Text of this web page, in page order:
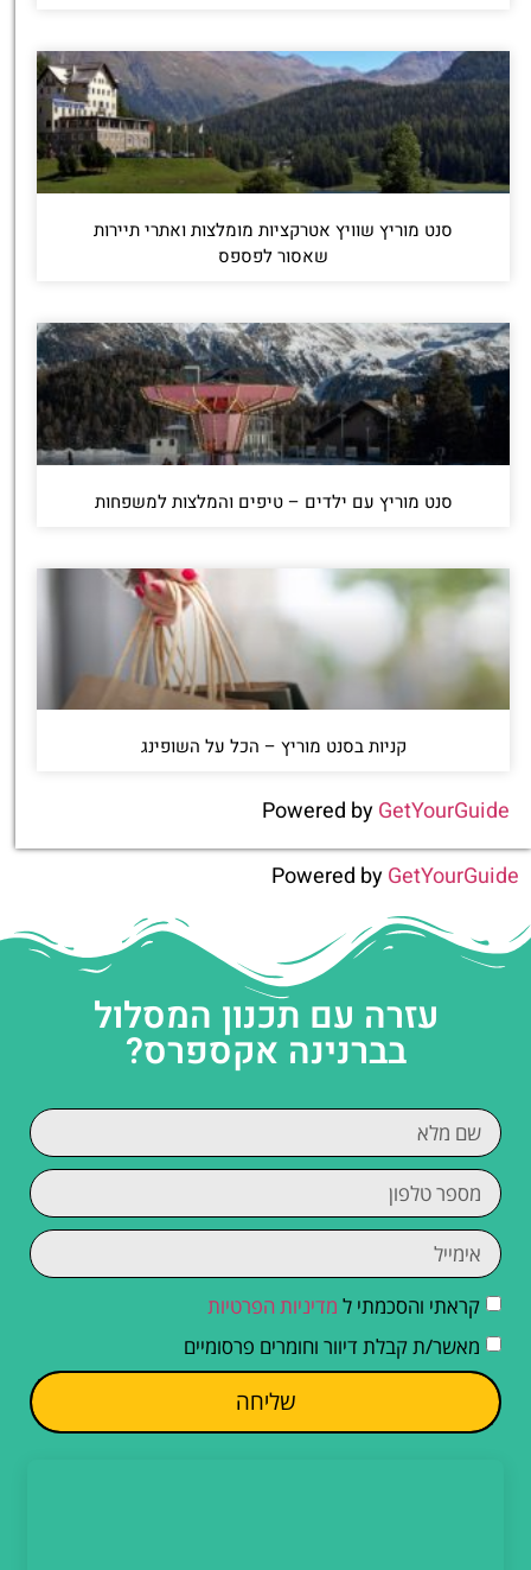
סנט מוריץ שוויץ אטרקציות מומלצות ואתרי תיירות
שאסור לפספס
סנט מוריץ עם ילדים – טיפים והמלצות למשפחות
קניות בסנט מוריץ – הכל על השופינג
Powered byGetYourGuide
Powered byGetYourGuide
עזרה עם תכנון המסלול
בברנינה אקספרס?
קראתי והסכמתי ל מדיניות הפרטיות
מאשר/ת קבלת דיוור וחומרים פרסומיים
שליחה